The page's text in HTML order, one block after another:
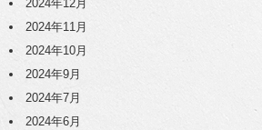
2024年12月
2024年11月
2024年10月
2024年9月
2024年7月
2024年6月